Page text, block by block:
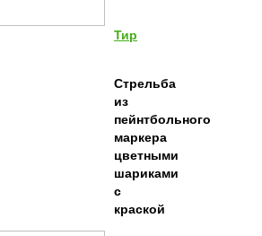
Тир
Стрельба
из
пейнтбольного
маркера
цветными
шариками
с
краской